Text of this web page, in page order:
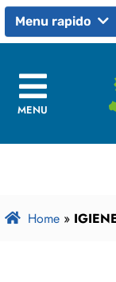
Menu rapido
MENU
Home »